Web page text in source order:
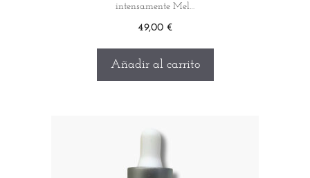
intensamente Mel…
49,00 €
Añadir al carrito